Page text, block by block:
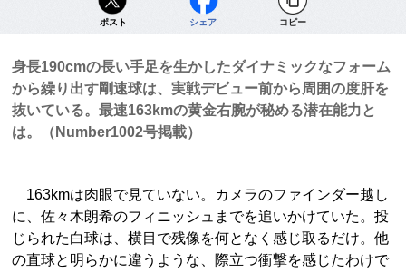
ポスト シェア コピー
身長190cmの長い手足を生かしたダイナミックなフォーム
から繰り出す剛速球は、実戦デビュー前から周囲の度肝を
抜いている。最速163kmの黄金右腕が秘める潜在能力と
は。（Number1002号掲載）
163kmは肉眼で見ていない。カメラのファインダー越し
に、佐々木朗希のフィニッシュまでを追いかけていた。投
じられた白球は、横目で残像を何となく感じ取るだけ。他
の直球と明らかに違うような、際立つ衝撃を感じたわけで